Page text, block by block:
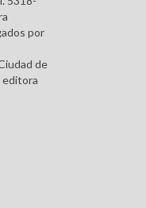
por
de
editora